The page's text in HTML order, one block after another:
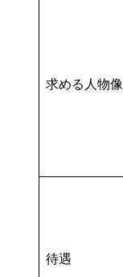
求める人物像
待遇